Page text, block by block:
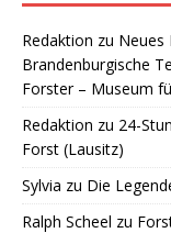
Redaktion zu Neues
Brandenburgische
Forster – Museum
Redaktion zu 24-
Forst (Lausitz)
Sylvia zu Die
Ralph Scheel zu